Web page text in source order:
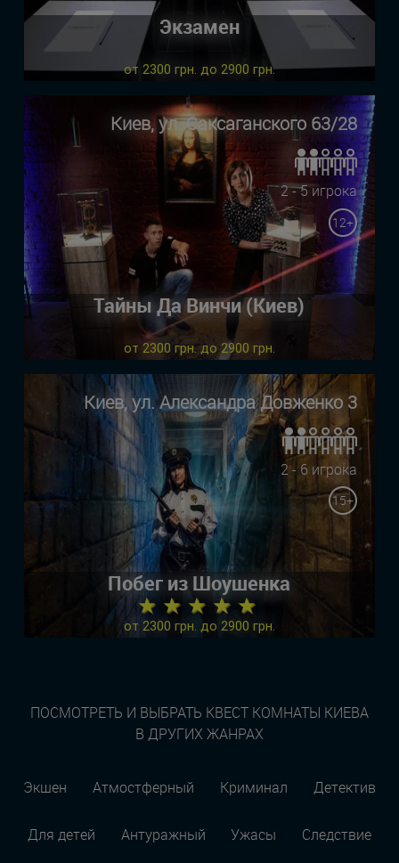
Экзамен
от 2300 грн. до 2900 грн.
Киев, ул. Саксаганского 63/28
2 - 5 игрока
12+
Тайны Да Винчи (Киев)
от 2300 грн. до 2900 грн.
Киев, ул. Александра Довженко 3
2 - 6 игрока
15+
Побег из Шоушенка
★ ★ ★ ★ ★
от 2300 грн. до 2900 грн.
ПОСМОТРЕТЬ И ВЫБРАТЬ КВЕСТ КОМНАТЫ КИЕВА
В ДРУГИХ ЖАНРАХ
Экшен Атмостферный Криминал Детектив
Для детей Антуражный Ужасы Следствие